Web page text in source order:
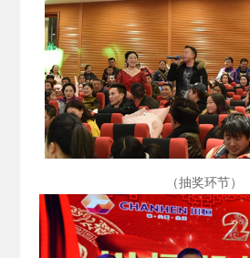
（抽奖环节）